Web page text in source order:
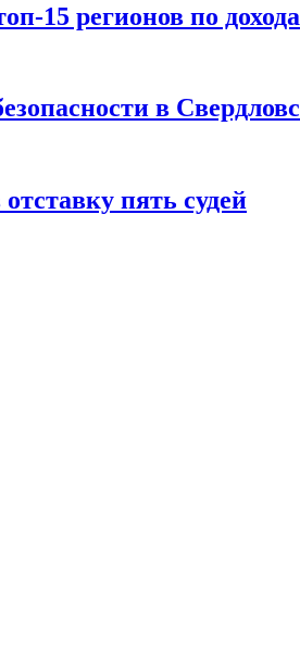
15 регионов по
в
пять судей